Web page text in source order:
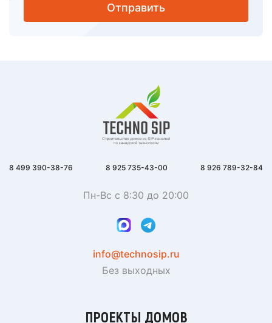
Отправить
8 499 390-38-76 8 925 735-43-00 8 926 789-32-84
Пн-Вс с 8:30 до 20:00
info@technosip.ru
Без выходных
ПРОЕКТЫ ДОМОВ